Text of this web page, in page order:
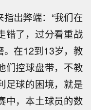
出弊端：“我们在
错了，过分看重战
。在12到13岁，教
们控球盘带，不教
足球的困境，就是
中，本土球员的数